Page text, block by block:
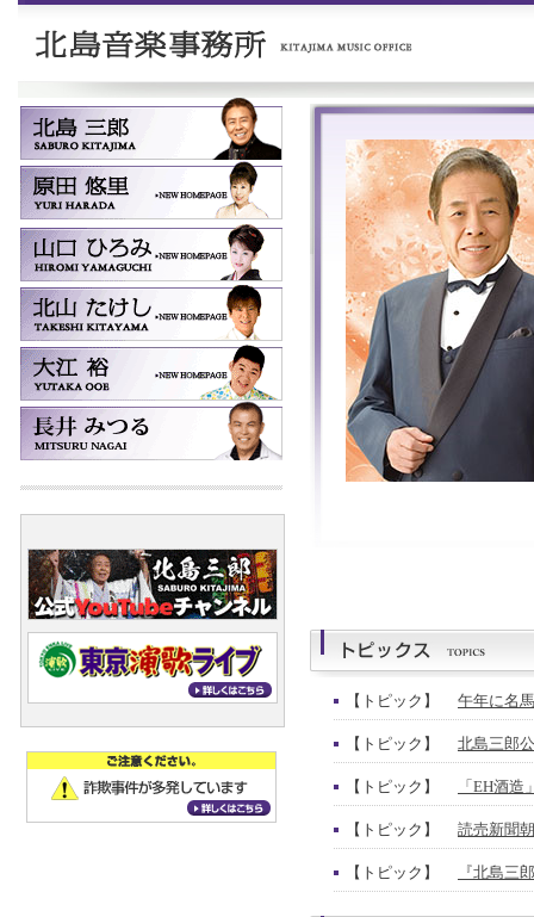
【トピック】 午年に名
【トピック】 北島三郎
【トピック】 「EH酒
【トピック】 読売新聞
【トピック】 『北島三